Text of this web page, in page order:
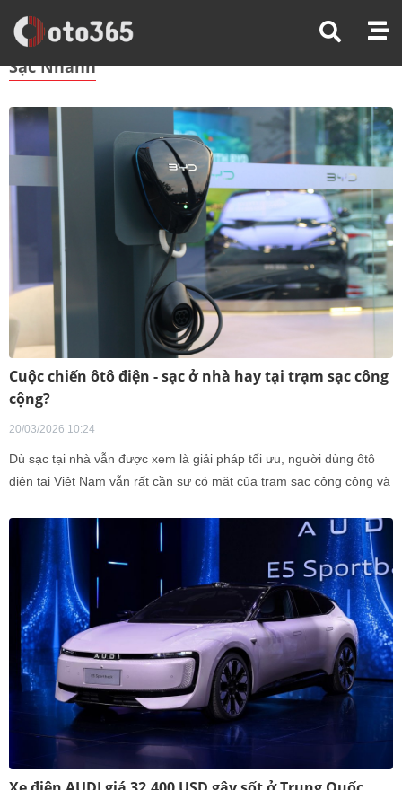
Trang Chủ Sạc Nhanh
Sạc Nhanh
Cuộc chiến ôtô điện - sạc ở nhà hay tại trạm sạc công
cộng?
20/03/2026 10:24
Dù sạc tại nhà vẫn được xem là giải pháp tối ưu, người dùng ôtô
điện tại Việt Nam vẫn rất cần sự có mặt của trạm sạc công cộng và